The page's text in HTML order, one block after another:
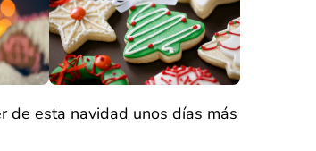
de esta navidad unos días más